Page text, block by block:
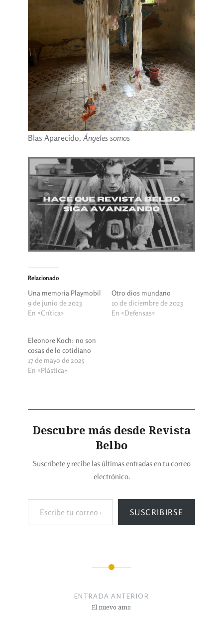
Blas Aparecido, Ángeles somos
Relacionado
Una memoria Playmobil
9 de junio de 2023
En «Crítica»
Otro dios mundano
10 de diciembre de 2023
En «Defensas»
Eleonore Koch: no son
cosas de lo cotidiano
17 de mayo de 2025
En «Plástica»
Descubre más desde Revista
Belbo
Suscríbete y recibe las últimas entradas en tu correo
electrónico.
SUSCRIBIRSE
ENTRADA ANTERIOR
El nuevo amo